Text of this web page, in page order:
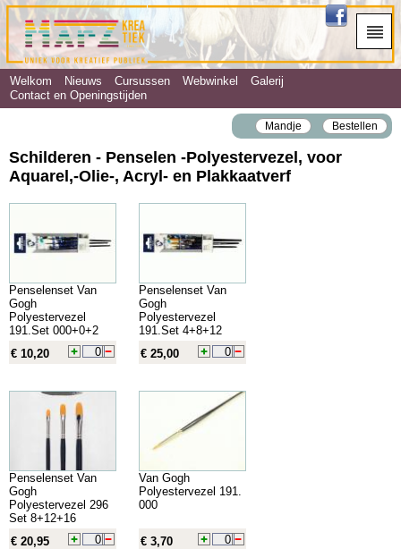
Welkom Nieuws Cursussen Webwinkel
Galerij
Contact en Openingstijden
Mandje Bestellen
Schilderen - Penselen ‐Polyestervezel, voor
Aquarel,‐Olie‐, Acryl‐ en Plakkaatverf
Penselenset Van
Gogh
Polyestervezel
191.Set 000+0+2
€ 10,20
Penselenset Van
Gogh
Polyestervezel
191.Set 4+8+12
€ 25,00
Penselenset Van
Gogh
Polyestervezel 296
Set 8+12+16
€ 20,95
Van Gogh
Polyestervezel 191.
000
€ 3,70